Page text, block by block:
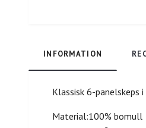
INFORMATION
Klassisk 6-panelskeps
Material:100% bomull